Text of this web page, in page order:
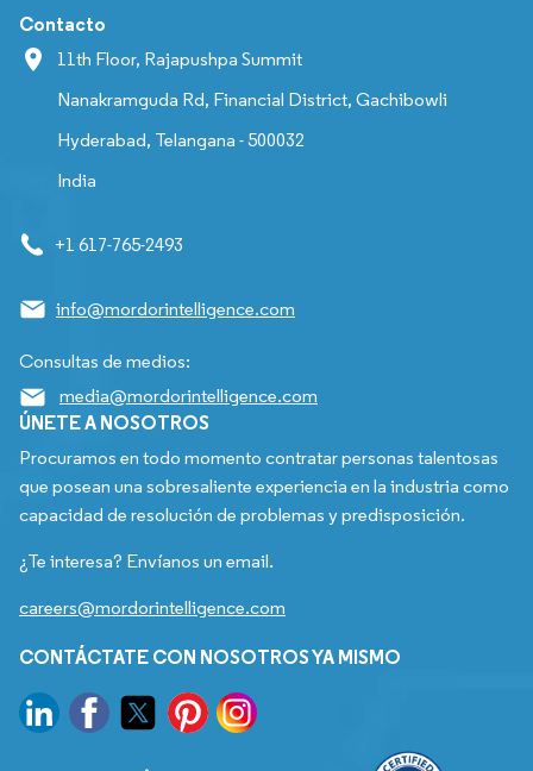
Contacto
11th Floor, Rajapushpa Summit
Nanakramguda Rd, Financial District, Gachibowli
Hyderabad, Telangana - 500032
India
+1 617-765-2493
info@mordorintelligence.com
Consultas de medios:
media@mordorintelligence.com
ÚNETE A NOSOTROS
Procuramos en todo momento contratar personas talentosas
que posean una sobresaliente experiencia en la industria como
capacidad de resolución de problemas y predisposición.
¿Te interesa? Envíanos un email.
careers@mordorintelligence.com
CONTÁCTATE CON NOSOTROS YA MISMO